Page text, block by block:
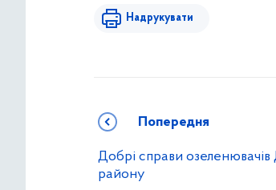
Надрукувати
Попередня
Добрі справи озеленювачів
району